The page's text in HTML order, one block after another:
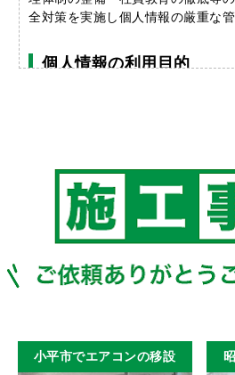
全対策を実施し個人情報の厳重な管
個人情報の利用目的
し、次のいずれかに該当する場合
者に開示いたしません。
・お客さまの同意がある場合
・お客さまが希望されるサービス
託する業者に対して開示する場合
・法令に基づき開示することが必
当店は、個人情報の正確性及び安
ュリティに万全の対策を講じていま
小平市でエアコンの移設